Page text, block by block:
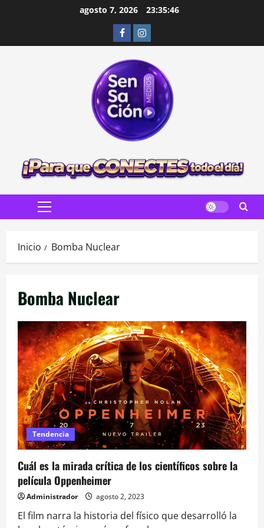
agosto 7, 2026 23:35:47
FacebookInstagram
Menú
Inicio Bomba Nuclear
Bomba Nuclear
Tendencia
Cuál es la mirada crítica de los científicos sobre la
película Oppenheimer
Administrador agosto 2, 2023
El film narra la historia del físico que desarrolló la